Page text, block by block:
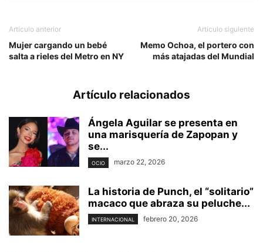
Artículo anterior
Mujer cargando un bebé
salta a rieles del Metro en NY
Artículo siguiente
Memo Ochoa, el portero con
más atajadas del Mundial
Artículo relacionados
Ángela Aguilar se presenta en
una marisquería de Zapopan y
se...
OCIO marzo 22, 2026
La historia de Punch, el “solitario”
macaco que abraza su peluche...
INTERNACIONAL febrero 20, 2026